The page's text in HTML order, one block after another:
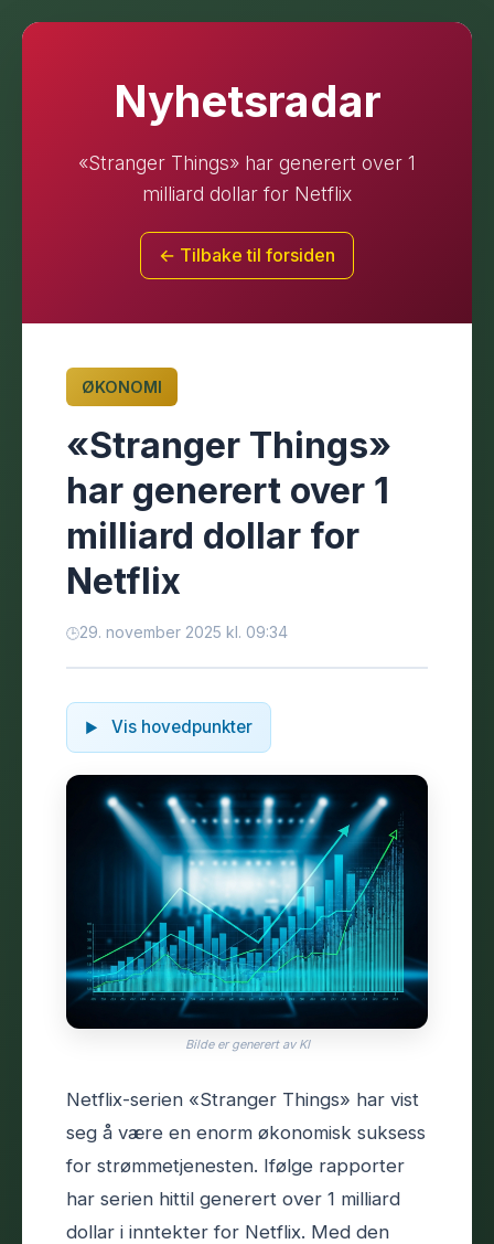
Nyhetsradar
«Stranger Things» har generert over 1
milliard dollar for Netflix
← Tilbake til forsiden
ØKONOMI
«Stranger Things»
har generert over 1
milliard dollar for
Netflix
29. november 2025 kl. 09:34
Vis hovedpunkter
Bilde er generert av KI
Netflix-serien «Stranger Things» har vist
seg å være en enorm økonomisk suksess
for strømmetjenesten. Ifølge rapporter
har serien hittil generert over 1 milliard
dollar i inntekter for Netflix. Med den